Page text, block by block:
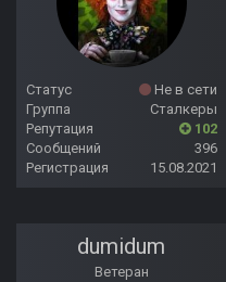
Статус
Не в сети
Группа
Сталкеры
Репутация
102
Сообщений
396
Регистрация
15.08.2021
dumidum
Ветеран